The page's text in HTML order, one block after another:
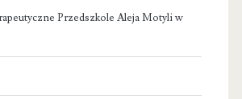
Przedszkole Aleja Motyli w